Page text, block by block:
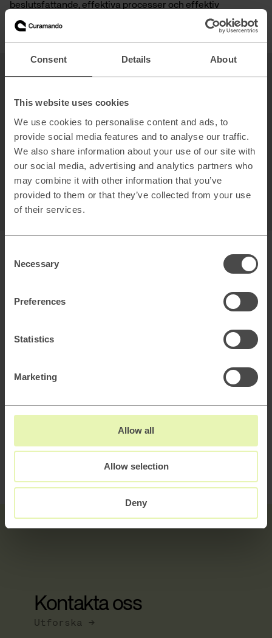
Consent Details About
This website uses cookies
We use cookies to personalise content and ads, to
provide social media features and to analyse our traffic.
We also share information about your use of our site with
our social media, advertising and analytics partners who
may combine it with other information that you’ve
provided to them or that they’ve collected from your use
of their services.
Selection
Necessary
Preferences
Statistics
Marketing
Allow all
Allow selection
Deny
beslutsfattande, effektiva processer och effektiv
Kontakt aStina Andersson , så ordnar vi ett
inledande möte för att diskutera hur vi kan hjälpa dig. Vi
visardiggärnavåratidigareframgångssagor!
Stina Andersson
Principal
operativa modeller
Kontakta oss
Utforska →